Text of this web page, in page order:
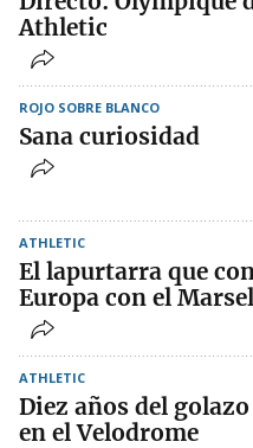
Athletic
ROJO SOBRE BLANCO
Sana curiosidad
ATHLETIC
El lapurtarra que
Europa con el
ATHLETIC
Diez años del
en el Velodrome